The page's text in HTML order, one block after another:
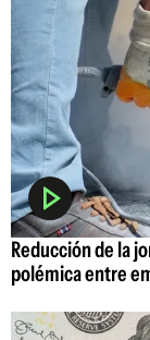
Reducción de la
polémica entre